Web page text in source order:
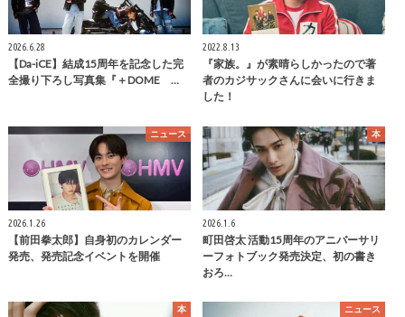
2026.6.28
【Da-iCE】結成15周年を記念した完
全撮り下ろし写真集『＋DOME …
2022.8.13
『家族。』が素晴らしかったので著
者のカジサックさんに会いに行きま
した！
ニュース
2026.1.26
【前田拳太郎】自身初のカレンダー
発売、発売記念イベントを開催
本
2026.1.6
町田啓太 活動15周年のアニバーサリ
ーフォトブック発売決定、初の書き
おろ…
本 ニュース